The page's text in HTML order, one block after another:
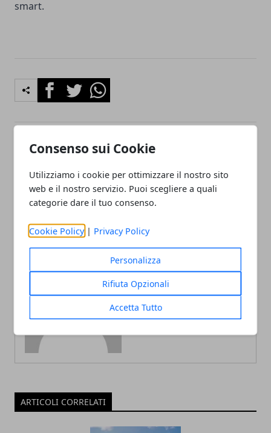
Consenso sui Cookie
Utilizziamo i cookie per ottimizzare il nostro sito
web e il nostro servizio. Puoi scegliere a quali
categorie dare il tuo consenso.
Cookie Policy | Privacy Policy
Personalizza
Rifiuta Opzionali
Accetta Tutto
smart.
FacebookTwitterWhatsapp
Articolo Precedente
sul tuo trasloco a Roma
canapa dall’antichità ai
giorni nostri
Redazione
ARTICOLI CORRELATI